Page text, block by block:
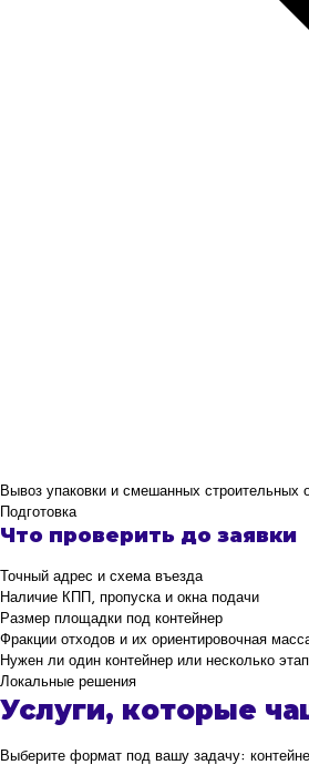
Вывоз упаковки и смешанных строительных
Подготовка
Что проверить до заявки
Точный адрес и схема въезда
Наличие КПП, пропуска и окна подачи
Размер площадки под контейнер
Фракции отходов и их ориентировочная
Нужен ли один контейнер или несколько
Локальные решения
Услуги, которые
Выберите формат под вашу задачу: